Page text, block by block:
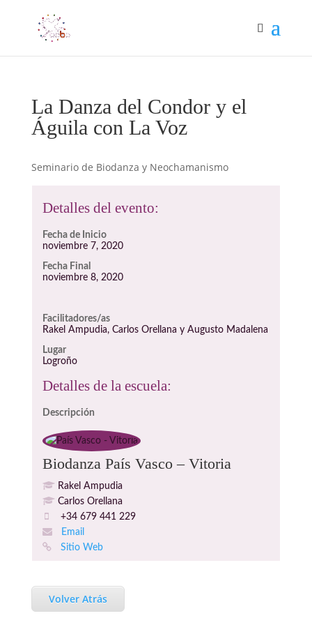
La Danza del Condor y el
Águila con La Voz
Seminario de Biodanza y Neochamanismo
Detalles del evento:
Fecha de Inicio
noviembre 7, 2020
Fecha Final
noviembre 8, 2020
Facilitadores/as
Rakel Ampudia, Carlos Orellana y Augusto Madalena
Lugar
Logroño
Detalles de la escuela:
Descripción
Biodanza País Vasco – Vitoria
Rakel Ampudia
Carlos Orellana
+34 679 441 229
Email
Sitio Web
Volver Atrás